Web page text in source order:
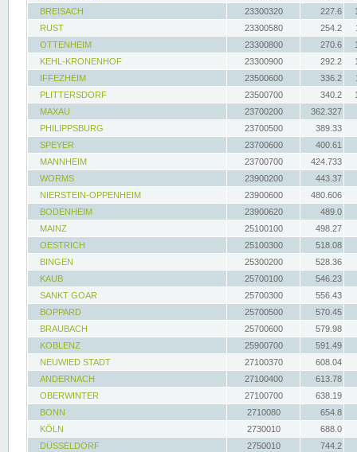
BREISACH
23300320 227.6
RUST
23300580 254.2
OTTENHEIM
23300800 270.6
KEHL-KRONENHOF
23300900 292.2
IFFEZHEIM
23500600 336.2
PLITTERSDORF
23500700 340.2
MAXAU
23700200
362.327
PHILIPPSBURG
23700500
389.33
SPEYER
23700600
400.61
MANNHEIM
23700700
424.733
WORMS
23900200
443.37
NIERSTEIN-OPPENHEIM
23900600
480.606
BODENHEIM
23900620
489.0
MAINZ
25100100
498.27
OESTRICH
25100300
518.08
BINGEN
25300200
528.36
KAUB
25700100
546.23
SANKT GOAR
25700300
556.43
BOPPARD
25700500
570.45
BRAUBACH
25700600
579.98
KOBLENZ
25900700
591.49
NEUWIED STADT
27100370
608.04
ANDERNACH
27100400
613.78
OBERWINTER
27100700
638.19
BONN
2710080
654.8
KÖLN
2730010
688.0
DÜSSELDORF
2750010
744.2